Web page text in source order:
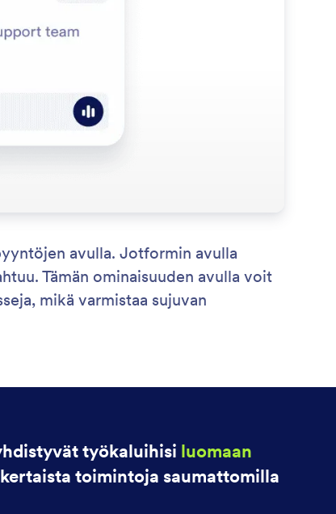
avulla. Jotformin avulla
Tämän ominaisuuden avulla voit
mikä varmistaa sujuvan
työkaluihisi luomaan
toimintoja saumattomilla